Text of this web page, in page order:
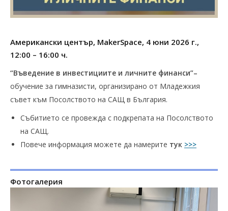
Американски център, MakerSpace, 4 юни 2026 г.,
12:00 – 16:00 ч.
“Въведение в инвестициите и личните финанси”–
обучение за гимназисти, организирано от Младежкия
съвет към Посолството на САЩ в България.
Събитието се провежда с подкрепата на Посолството
на САЩ.
Повече информация можете да намерите тук >>>
Фотогалерия